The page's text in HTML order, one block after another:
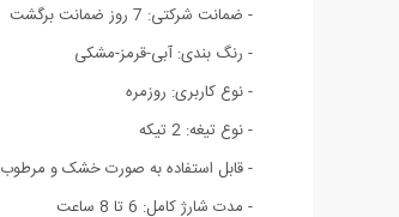
- ضمانت شرکتی: 7 روز ضمانت برگشت
- رنگ بندی: آبی-قرمز-مشکی
- نوع کاربری: روزمره
- نوع تیغه: 2 تیکه
- قابل استفاده به صورت خشک و مرطوب
- مدت شارژ کامل: 6 تا 8 ساعت